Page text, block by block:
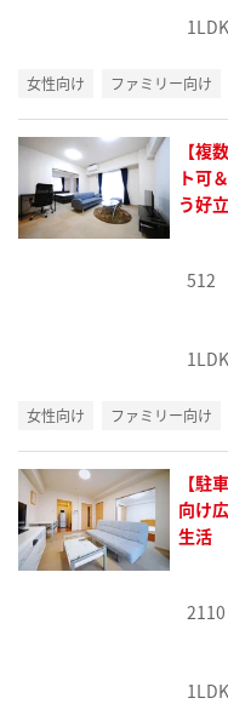
1LDK
女性向け ファミリー向け
【複
ト可
う好
512
1LDK
女性向け ファミリー向け
【駐
向け
生活
2110
1LDK